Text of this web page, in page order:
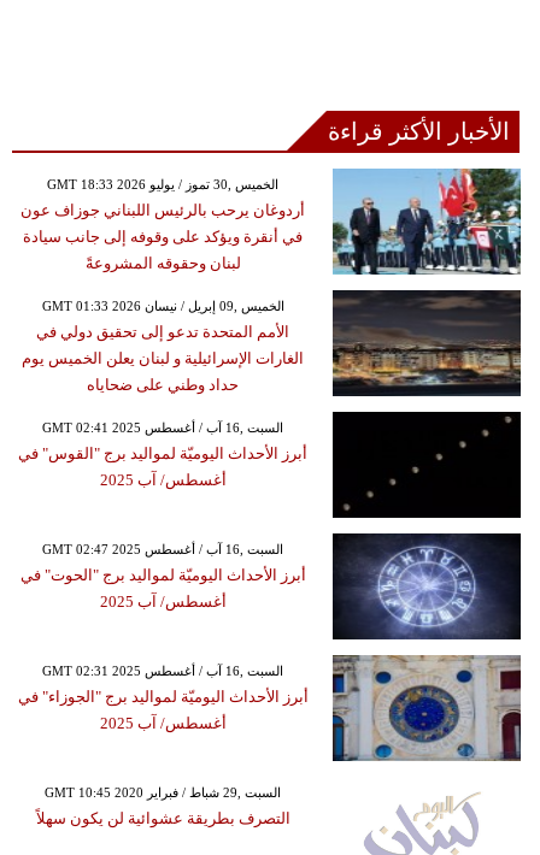
الأخبار الأكثر قراءة
GMT 18:33 2026 الخميس ,30 تموز / يوليو
أردوغان يرحب بالرئيس اللبناني جوزاف عون
في أنقرة ويؤكد على وقوفه إلى جانب سيادة
لبنان وحقوقه المشروعةً
GMT 01:33 2026 الخميس ,09 إبريل / نيسان
الأمم المتحدة تدعو إلى تحقيق دولي في
الغارات الإسرائيلية و لبنان يعلن الخميس يوم
حداد وطني على ضحاياه
GMT 02:41 2025 السبت ,16 آب / أغسطس
أبرز الأحداث اليوميّة لمواليد برج "القوس" في
أغسطس/ آب 2025
GMT 02:47 2025 السبت ,16 آب / أغسطس
أبرز الأحداث اليوميّة لمواليد برج "الحوت" في
أغسطس/ آب 2025
GMT 02:31 2025 السبت ,16 آب / أغسطس
أبرز الأحداث اليوميّة لمواليد برج "الجوزاء" في
أغسطس/ آب 2025
GMT 10:45 2020 السبت ,29 شباط / فبراير
التصرف بطريقة عشوائية لن يكون سهلاً